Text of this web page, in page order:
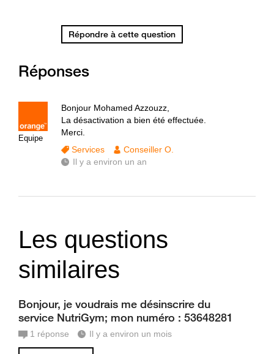
Répondre à cette question
Réponses
Equipe
Bonjour Mohamed Azzouzz,
La désactivation a bien été effectuée.
Merci.
Services
Conseiller O.
Il y a environ un an
Les questions
similaires
Bonjour, je voudrais me désinscrire du
service NutriGym; mon numéro : 53648281
1 réponse Il y a environ un mois